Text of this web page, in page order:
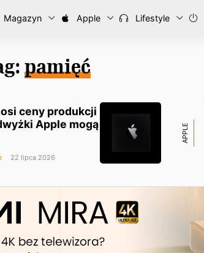
Magazyn Apple Lifestyle
pamięć
ceny produkcji
Apple mogą
22 lipca 2026
APPLE